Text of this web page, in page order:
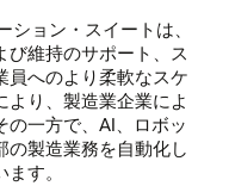
ション・スイートは、
び維持のサポート、ス
員へのより柔軟なスケ
り、製造業企業によ
の一方で、AI、ロボッ
の製造業務を自動化し
す。